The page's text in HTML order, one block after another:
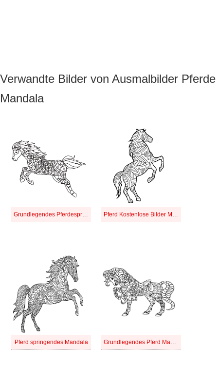
Verwandte Bilder von Ausmalbilder Pferde
Mandala
Grundlegendes Pferdesprung-Mandala Pferd Kostenlose Bilder Mandala
Pferd springendes Mandala Grundlegendes Pferd Mandala